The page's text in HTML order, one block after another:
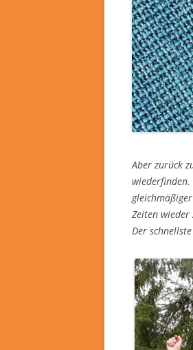
Aber zurück
Zeiten
Der